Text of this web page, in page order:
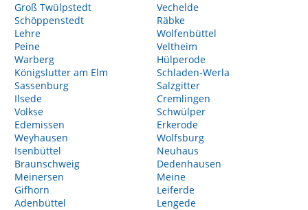
Groß Twülpstedt
Schöppenstedt
Lehre
Peine
Warberg
Königslutter am Elm
Sassenburg
Ilsede
Volkse
Edemissen
Weyhausen
Isenbüttel
Braunschweig
Meinersen
Gifhorn
Adenbüttel
Vechelde
Räbke
Wolfenbüttel
Veltheim
Hülperode
Schladen-Werla
Salzgitter
Cremlingen
Schwülper
Erkerode
Wolfsburg
Neuhaus
Dedenhausen
Meine
Leiferde
Lengede